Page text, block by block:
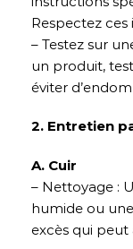
Respectez ces
– Testez sur
un produit,
éviter
2. Entretien
A. Cuir
– Nettoyage :
humide ou
excès qui peut